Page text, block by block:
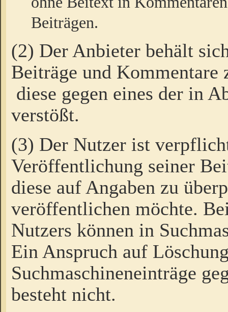
Beiträgen.
(2) Der Anbieter behält
Beiträge und Kommentare
diese gegen eines der in
verstößt.
(3) Der Nutzer ist
Veröffentlichung seiner
diese auf Angaben zu
veröffentlichen möchte.
Nutzers können in
Ein Anspruch auf
Suchmaschineneinträge
besteht nicht.